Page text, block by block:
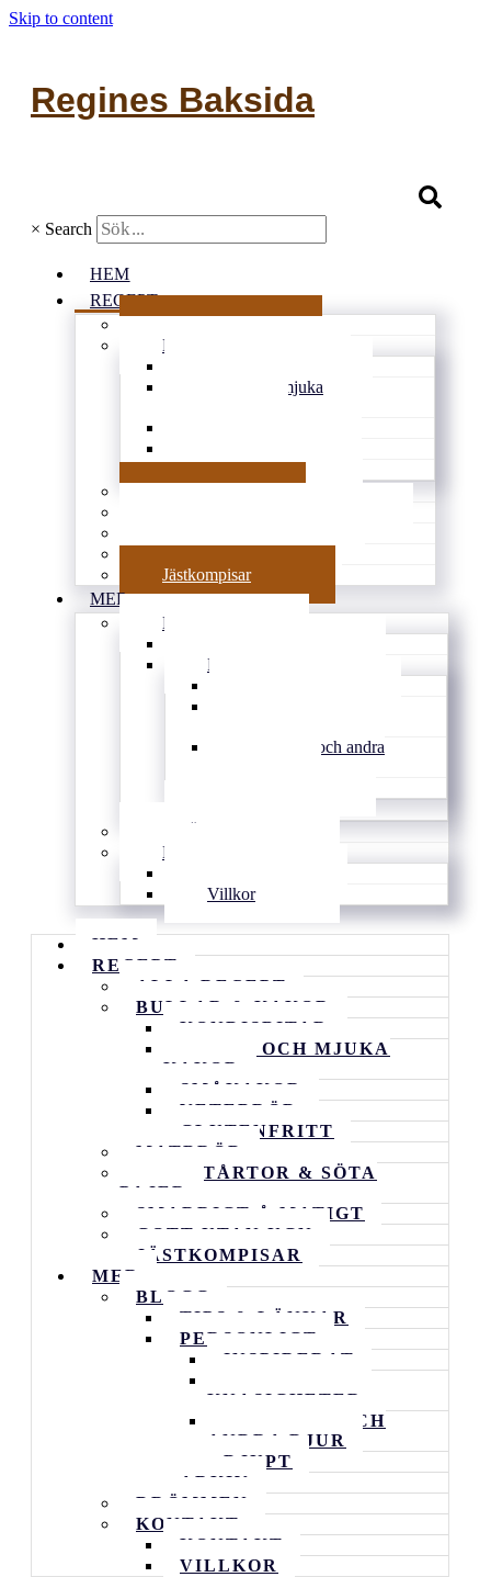
Skip to content
Regines Baksida
× Search
HEM
RECEPT
Bullar & kakor
Rutor och mjuka
Jästkompisar
MER
BLOGG
Personligt
Familjen och andra
KONTAKT
Villkor
HEM
RECEPT
ALLA RECEPT
BULLAR & KAKOR
KONDISBITAR
RUTOR OCH MJUKA
KAKOR
SMÅKAKOR
VETEBRÖD
GLUTENFRITT
MATBRÖD
GODA TÅRTOR & SÖTA
PAJER
SMARRIGT Å MATIGT
GOTT UTAN UGN
JÄSTKOMPISAR
MER
BLOGG
TIPS & LÄNKAR
PERSONLIGT
INSPIRERAT
KNASIGHETER
FAMILJEN OCH
ANDRA DJUR
DJUPT
ARKIV
DRÖMMEN
KONTAKT
KONTAKT
VILLKOR